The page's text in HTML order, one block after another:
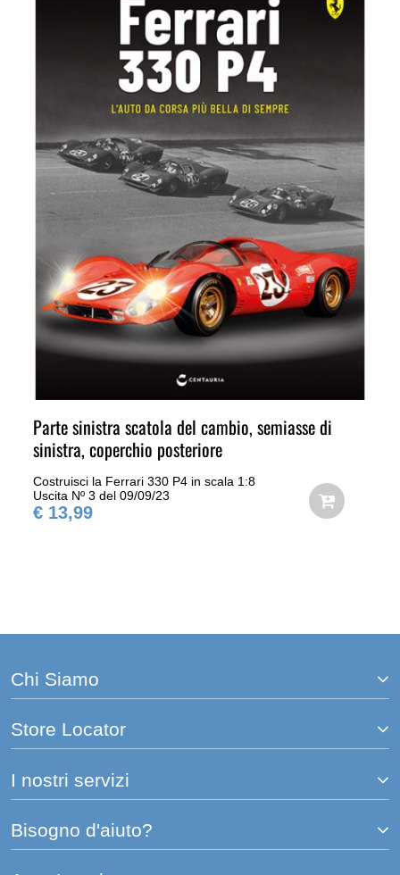
Parte sinistra scatola del cambio, semiasse di
sinistra, coperchio posteriore
Costruisci la Ferrari 330 P4 in scala 1:8
Uscita Nº 3 del 09/09/23
€ 13,99
Chi Siamo
Store Locator
I nostri servizi
Bisogno d'aiuto?